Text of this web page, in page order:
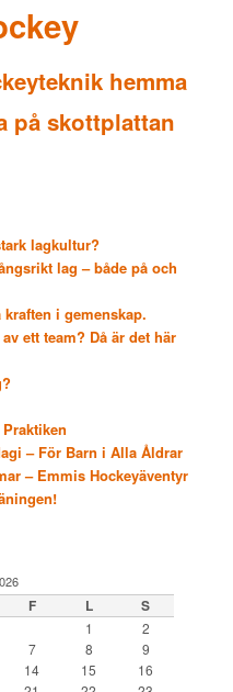
hemma
på skottplattan
lagkultur?
lag – både på och
i gemenskap.
ett team? Då är det här
– För Barn i Alla Åldrar
– Emmis Hockeyäventyr
F L S
1
2
7 8
9
14 15
16